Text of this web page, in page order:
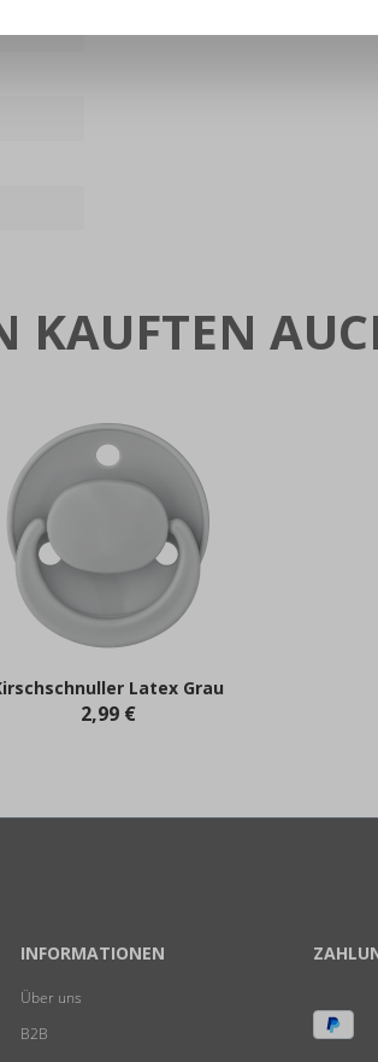
KAUFTEN
Latex Grau
2,99 €
INFORMATIONEN
Über uns
B2B